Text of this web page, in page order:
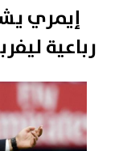
إيمري
رباعية